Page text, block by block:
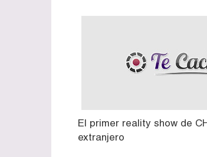
El primer reality show de
extranjero